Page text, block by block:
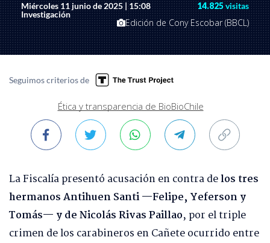
Miércoles 11 junio de 2025 | 15:08
Investigación
14.825visitas
Edición de Cony Escobar (BBCL)
Seguimos criterios de
Ética y transparencia de BioBioChile
La Fiscalía presentó acusación en contra delos tres
hermanos Antihuen Santi —Felipe, Yeferson y
Tomás— y de Nicolás Rivas Paillao, por el triple
crimen de los carabineros en Cañete ocurrido entre